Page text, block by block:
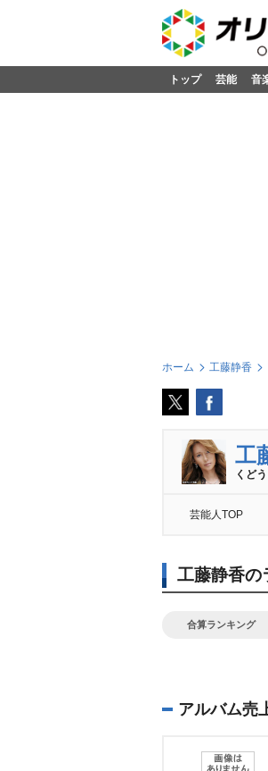
トップ 芸能 音
ホーム 工藤静香
工
くど
芸能人TOP
工藤静香の
合算ランキング
アルバム売